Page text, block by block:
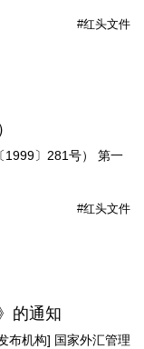
#红头文件
1999〕281号） 第一
#红头文件
的通知
布机构] 国家外汇管理